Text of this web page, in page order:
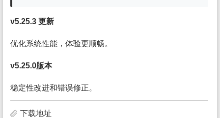
v5.25.3 更新
优化系统性能 ，体验更顺畅。
v5.25.0版本
稳定性改进和错误修正。
下载地址